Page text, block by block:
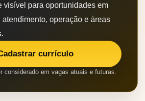
visível para oportunidades em
atendimento, operação e áreas
currículo
considerado em vagas atuais e futuras.